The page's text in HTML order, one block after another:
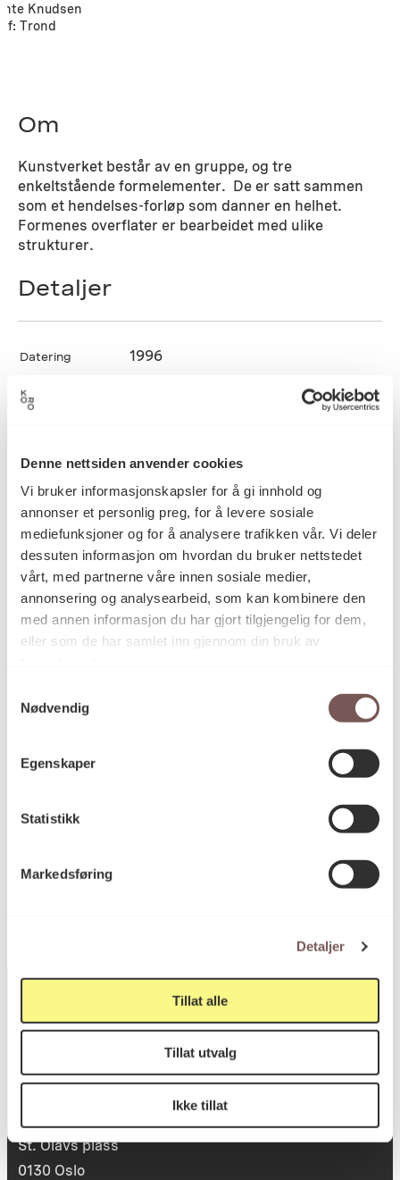
Denne nettsiden anvender cookies
Vi bruker informasjonskapsler for å gi innhold og
annonser et personlig preg, for å levere sosiale
mediefunksjoner og for å analysere trafikken vår. Vi deler
dessuten informasjon om hvordan du bruker nettstedet
vårt, med partnerne våre innen sosiale medier,
annonsering og analysearbeid, som kan kombinere den
med annen informasjon du har gjort tilgjengelig for dem,
eller som de har samlet inn gjennom din bruk av
Nødvendig
Egenskaper
Statistikk
Markedsføring
Detaljer
Tillat alle
Tillat utvalg
Ikke tillat
Knudsen
Trond
Om
Kunstverket består av en gruppe, og tre
enkeltstående formelementer. De er satt sammen
som et hendelses-forløp som danner en helhet.
Formenes overflater er bearbeidet med ulike
strukturer.
Detaljer
Datering 1996
Tekstil, Vegginstallasjon
Teknikk og
Kartonasjeteknikk, laminert
bomullslerret og smidd jern
Postadresse
St. Olavs plass
0130 Oslo